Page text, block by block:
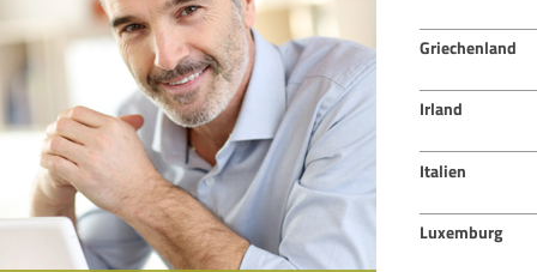
Griechenland
Irland
Italien
Luxemburg